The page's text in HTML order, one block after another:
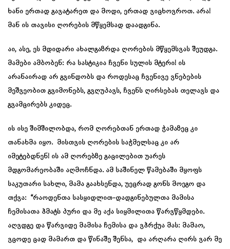
ხანი ერთად გავატარეთ და მოდი, ერთად ვიცხოვროთ. არა!
მან ის თავისი ღორების მწყემსად დაადგინა.
აი, ასე, ეს მდიდარი ახალგაზრდა ღორების მწყემსვას შეუდგა.
მამები ამბობენ: რა სასტიკია ჩვენი სულის მტერი! ის
არანაირად არ გვინდობს და როდესაც ჩვენივე ვნებების
მეშვეობით გვიმონებს, გვღუპავს, ჩვენს ღირსებას თელავს და
გვამცირებს კიდეც.
ის ისე შიმშილობდა, რომ ღორებთან ერთად ჭამაზეც კი
თანახმა იყო. მისთვის ღორების საჭმელსაც კი არ
იმეტებდნენ! ის ამ ღორებზე გაცილებით უარეს
მდგომარეობაში აღმოჩნდა. ამ საშინელ წამებაში მყოფს
საკუთარი სახლი, მამა გაახსენდა, უეცრად გონს მოეგო და
თქვა: “რაოდენთა სასყიდლით-დადგინებულთა მამისა
ჩემისათა ჰმატს პური და მე აქა სიყმილითა წარვწყმდები.
აღვდგე და წარვიდე მამისა ჩემისა და ვჰრქუა მას: მამაო,
ვცოდე ცად მამართ და წინაშე შენსა, და არღარა ღირს ვარ მე